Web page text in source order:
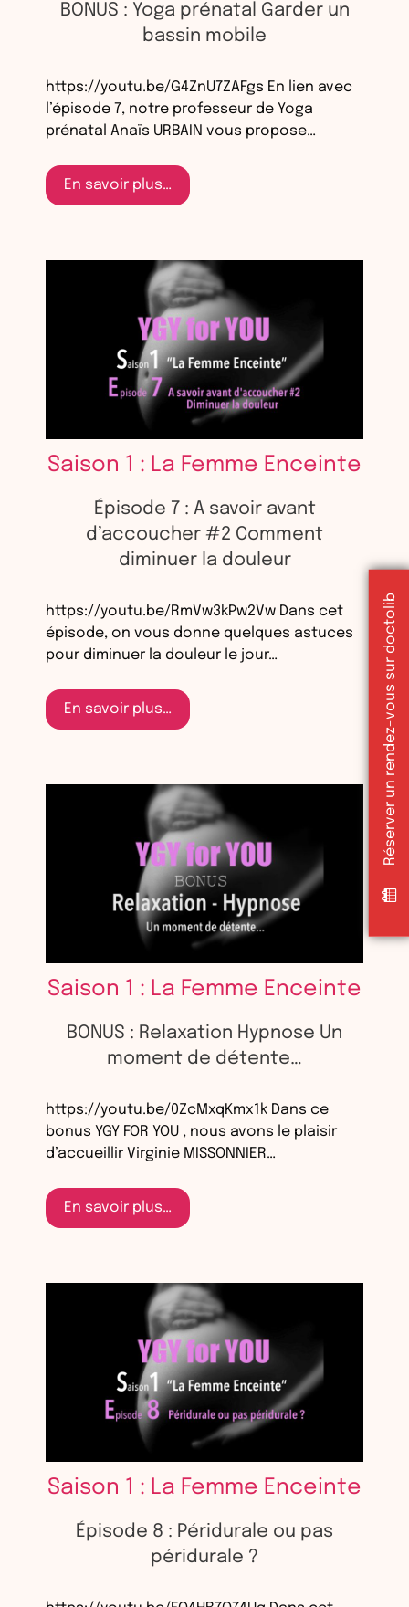
BONUS : Yoga prénatal Garder un
bassin mobile
https://youtu.be/G4ZnU7ZAFgs En lien avec
l’épisode 7, notre professeur de Yoga
prénatal Anaïs URBAIN vous propose…
En savoir plus…
Saison 1 : La Femme Enceinte
Épisode 7 : A savoir avant
d’accoucher #2 Comment
diminuer la douleur
https://youtu.be/RmVw3kPw2Vw Dans cet
épisode, on vous donne quelques astuces
pour diminuer la douleur le jour…
En savoir plus…
Saison 1 : La Femme Enceinte
BONUS : Relaxation Hypnose Un
moment de détente…
https://youtu.be/0ZcMxqKmx1k Dans ce
bonus YGY FOR YOU , nous avons le plaisir
d’accueillir Virginie MISSONNIER…
En savoir plus…
Saison 1 : La Femme Enceinte
Épisode 8 : Péridurale ou pas
péridurale ?
Réserver un rendez-vous sur doctolib